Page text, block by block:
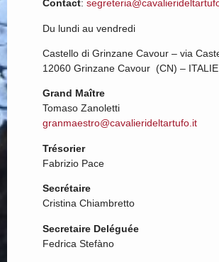
Contact:
Du lundi au vendredi
Castello di Grinzane Cavour – via
12060 Grinzane Cavour (CN) – ITALIE
Grand Maître
Tomaso Zanoletti
granmaestro@cavalierideltartufo.it
Trésorier
Fabrizio Pace
Secrétaire
Cristina Chiambretto
Secretaire Deléguée
Fedrica Stefàno